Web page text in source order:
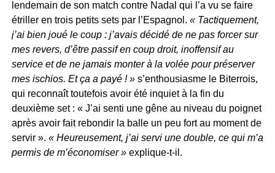
lendemain de son match contre Nadal qui l’a vu se faire
étriller en trois petits sets par l’Espagnol. « Tactiquement,
j’ai bien joué le coup : j’avais décidé de ne pas forcer sur
mes revers, d’être passif en coup droit, inoffensif au
service et de ne jamais monter à la volée pour préserver
mes ischios. Et ça a payé ! »s’enthousiasme le Biterrois,
qui reconnaît toutefois avoir été inquiet à la fin du
deuxième set : « J’ai senti une gêne au niveau du poignet
après avoir fait rebondir la balle un peu fort au moment de
servir ». « Heureusement, j’ai servi une double, ce qui m’a
permis de m’économiser »explique-t-il.